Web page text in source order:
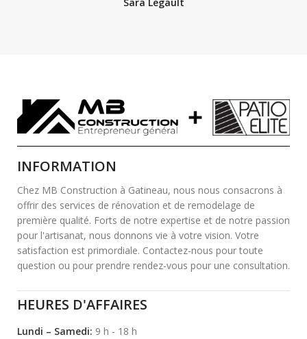
INFORMATION
Chez MB Construction à Gatineau, nous nous consacrons à
offrir des services de rénovation et de remodelage de
première qualité. Forts de notre expertise et de notre passion
pour l'artisanat, nous donnons vie à votre vision. Votre
satisfaction est primordiale. Contactez-nous pour toute
question ou pour prendre rendez-vous pour une consultation.
HEURES D'AFFAIRES
Lundi – Samedi: 9 h - 18 h